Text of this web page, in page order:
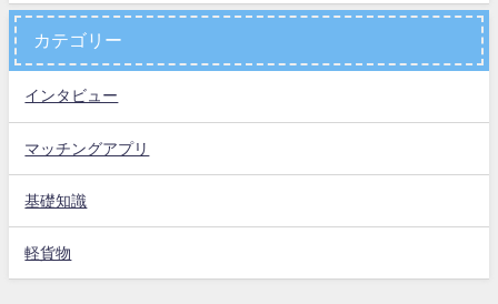
カテゴリー
インタビュー
マッチングアプリ
基礎知識
軽貨物